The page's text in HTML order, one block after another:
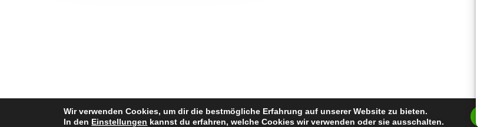
Wir verwenden Cookies, um dir die bestmögliche Erfahrung auf unserer Website zu bieten.
In den Einstellungen kannst du erfahren, welche Cookies wir verwenden oder sie ausschalten.